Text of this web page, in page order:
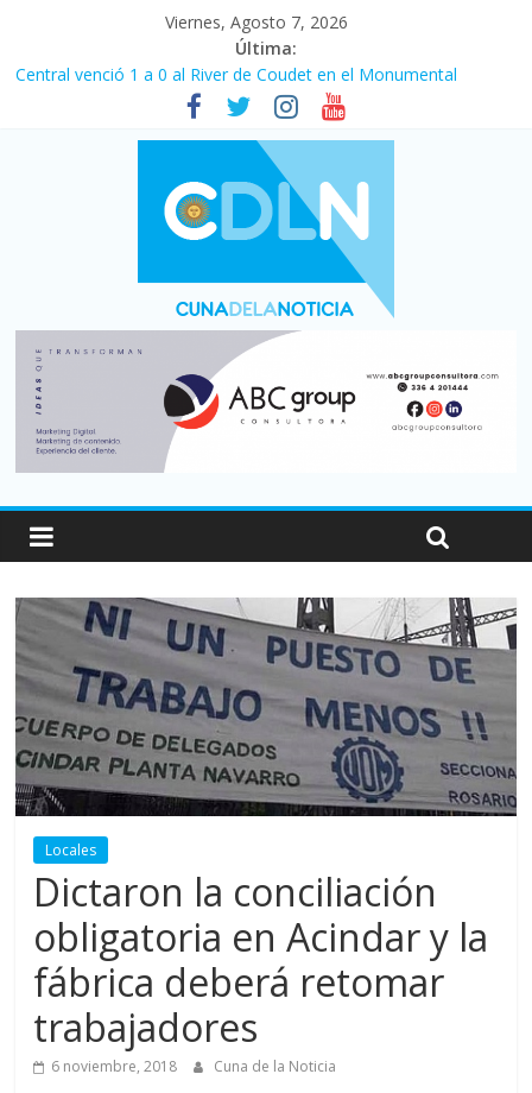
Viernes, Agosto 7, 2026
Última:
Central venció 1 a 0 al River de Coudet en el Monumental
La morosidad alcanzó su nivel más alto en dos décadas y ya
afecta a 400 mil deudores en Santa Fe
Desde que asumió Milei cerraron 41.000 kioscos: el sector
denuncia crisis como en 2001
Vacaciones de invierno con más movimiento y consumo
turístico: 4,6 millones de personas viajaron por el país, un 5,9%
Fuerte caída de la venta de autos usados en julio: bajó un 12,6%
Locales
Dictaron la conciliación
obligatoria en Acindar y la
fábrica deberá retomar
trabajadores
6 noviembre, 2018 Cuna de la Noticia